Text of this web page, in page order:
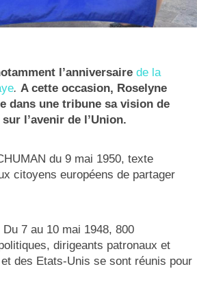
l’anniversaire de la
. A cette occasion, Roselyne
dans une tribune sa vision de
l’avenir de l’Union.
du 9 mai 1950, texte
citoyens européens de partager
7 au 10 mai 1948, 800
dirigeants patronaux et
des Etats-Unis se sont réunis pour